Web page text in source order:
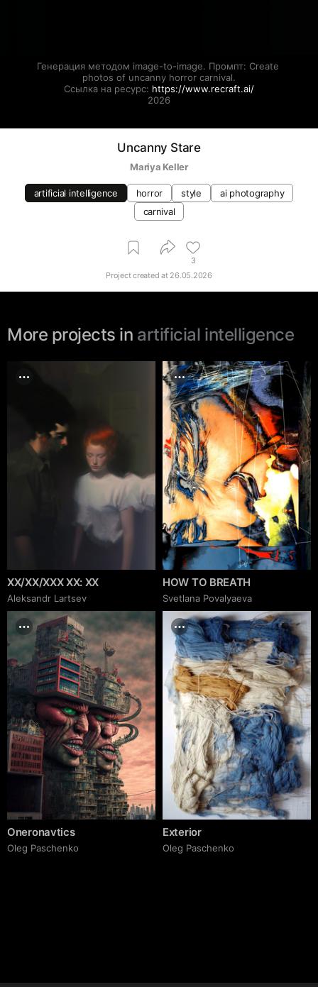
Генерация методом image-to-image. Промпт: Create
photos of uncanny horror carnival.
Ссылка на ресурс: https://www.recraft.ai/
2026
Uncanny Stare
Mariya Keller
artificial intelligence horror style
ai photography
carnival
3
Project created at 26.05.2026
More projects in artificial intelligence
XX/XX/XXX XX: XX
Аleksandr Lartsev
HOW TO BREATH
Svetlana Povalyaeva
Oneronavtics
Oleg Paschenko
Exterior
Oleg Paschenko